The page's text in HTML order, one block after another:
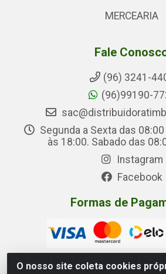
O nosso site coleta cookies
MERCEARIA
Fale
(96) 3241-
(96)99190-
Segunda a Sexta das
às 18:00. Sabado das
Instagram
Facebook
Formas de